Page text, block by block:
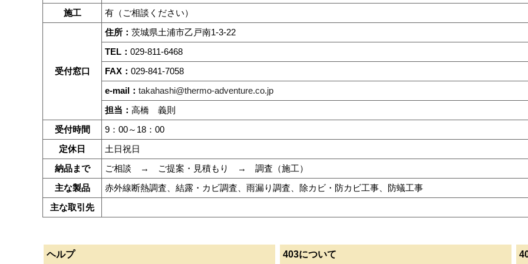
施工
有（ご相談ください）
受付窓口
住所： 茨城県土浦市乙戸南1-3-22
TEL： 029-811-6468
FAX： 029-841-7058
e-mail： takahashi@thermo-adventure.co.jp
担当： 高橋 義則
受付時間
9：00～18：00
定休日
土日祝日
納品まで
ご相談 → ご提案・見積もり → 調査（施工）
主な製品
赤外線断熱調査、結露・カビ調査、雨漏り調査、除カビ・防カビ工事、防蟻工事
主な取引先
ヘルプ 403について